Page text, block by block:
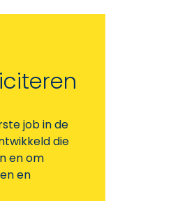
job in de
die
en om
en